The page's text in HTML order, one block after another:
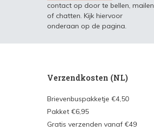
contact op door te bellen, mailen
of chatten. Kijk hiervoor
onderaan op de pagina.
Verzendkosten (NL)
Brievenbuspakketje €4,50
Pakket €6,95
Gratis verzenden vanaf €49